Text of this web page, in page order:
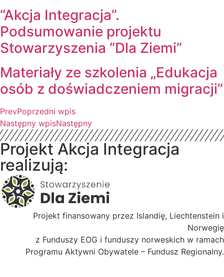
“Akcja Integracja”.
Podsumowanie projektu
Stowarzyszenia “Dla Ziemi”
Materiały ze szkolenia „Edukacja
osób z doświadczeniem migracji”
PrevPoprzedni wpis
Następny wpisNastępny
Projekt Akcja Integracja
realizują:
Projekt finansowany przez Islandię, Liechtenstein i
Norwegię
z Funduszy EOG i funduszy norweskich w ramach
Programu Aktywni Obywatele – Fundusz Regionalny.